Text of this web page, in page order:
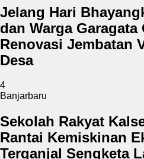
Jelang Hari
dan Warga
Renovasi Jembatan
Desa
4
Banjarbaru
Sekolah Rakyat
Rantai Kemiskinan
Terganjal Sengketa